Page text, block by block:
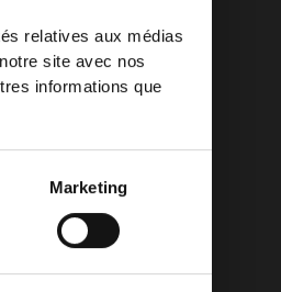
relatives aux médias
site avec nos
informations que
Marketing